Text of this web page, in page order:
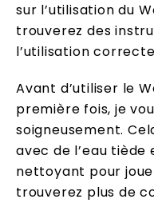
sur l’utilisation du
trouverez des
l’utilisation
Avant d’utiliser le
première fois, je
soigneusement.
avec de l’eau tiède
nettoyant pour
trouverez plus de